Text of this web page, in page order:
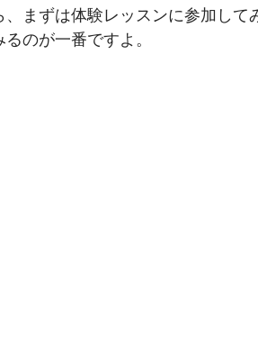
、まずは体験レッスンに参加して
のが一番ですよ。